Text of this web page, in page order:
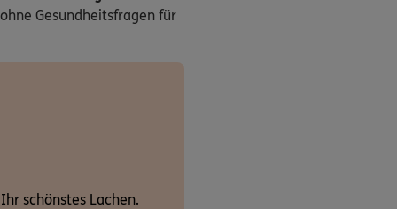
Gesundheitsfragen für
schönstes Lachen.